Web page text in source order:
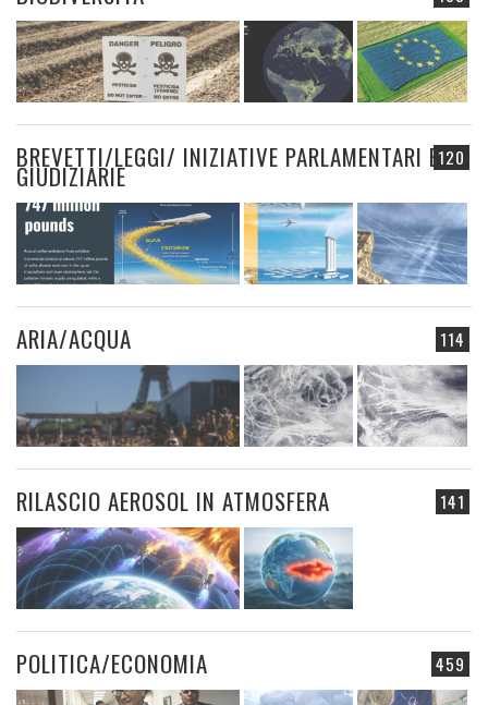
120
BREVETTI/LEGGI/ INIZIATIVE PARLAMENTARI E
GIUDIZIARIE
114
ARIA/ACQUA
141
RILASCIO AEROSOL IN ATMOSFERA
459
POLITICA/ECONOMIA